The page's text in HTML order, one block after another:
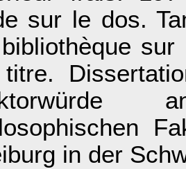
sur le dos.
in der